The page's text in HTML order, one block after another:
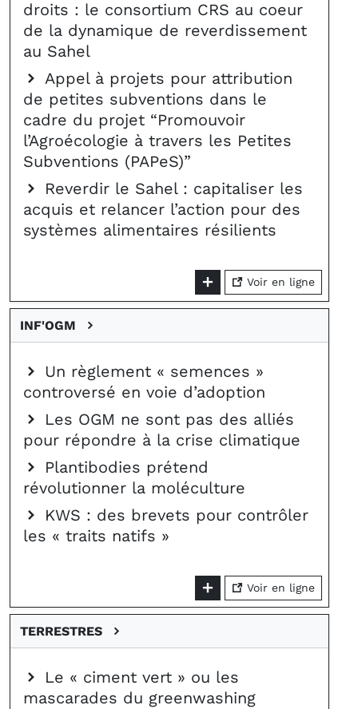
droits : le consortium CRS au coeur
de la dynamique de reverdissement
au Sahel
Appel à projets pour attribution
de petites subventions dans le
cadre du projet “Promouvoir
l’Agroécologie à travers les Petites
Subventions (PAPeS)”
Reverdir le Sahel : capitaliser les
acquis et relancer l’action pour des
systèmes alimentaires résilients
Voir en ligne
INF'OGM
Un règlement « semences »
controversé en voie d’adoption
Les OGM ne sont pas des alliés
pour répondre à la crise climatique
Plantibodies prétend
révolutionner la moléculture
KWS : des brevets pour contrôler
les « traits natifs »
Voir en ligne
TERRESTRES
Le « ciment vert » ou les
mascarades du greenwashing